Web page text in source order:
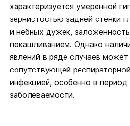
характеризуется умеренной
зернистостью задней стенки
и небных дужек,
покашливанием. Однако
явлений в ряде случаев
сопутствующей
инфекцией, особенно в
заболеваемости.